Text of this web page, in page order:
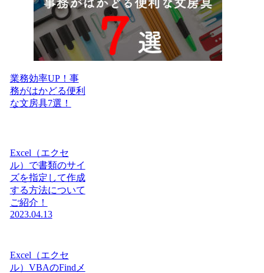
業務効率UP！事
務がはかどる便利
な文房具7選！
Excel（エクセ
ル）で書類のサイ
ズを指定して作成
する方法について
ご紹介！
2023.04.13
Excel（エクセ
ル）VBAのFindメ